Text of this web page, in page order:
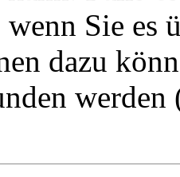
Sie es
dazu